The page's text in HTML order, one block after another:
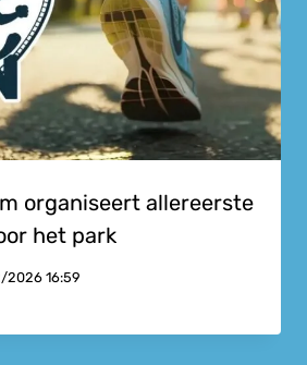
organiseert allereerste
het park
2026 16:59